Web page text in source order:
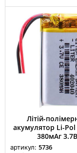
Літій-
акумулятор Li-Pol
380мАг 3.7В
артикул: 5736